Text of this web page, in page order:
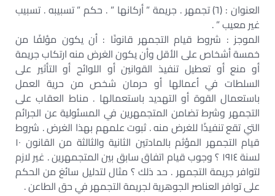
العنوان : (٦) تجمهر . جريمة ” أركانها ” . حكم ” تسبيبه . تسبيب
غير معيب ” .
الموجز : شروط قيام التجمهر قانونًا : أن يكون مؤلفًا من
خمسة أشخاص على الأقل وأن يكون الغرض منه ارتكاب جريمة
أو منع أو تعطيل تنفيذ القوانين أو اللوائح أو التأثير على
السلطات في أعمالها أو حرمان شخص من حرية العمل
باستعمال القوة أو التهديد باستعمالها . مناط العقاب على
التجمهر وشرط تضامن المتجمهرين في المسئولية عن الجرائم
التي تقع تنفيذًا للغرض منه . ثبوت علمهم بهذا الغرض . شروط
قيام التجمهر المؤثم بالمادتين الثانية والثالثة من القانون ١٠
لسنة ١٩١٤ ؟ وجوب قيام اتفاق سابق بين المتجمهرين . غير لازم
لتوافر جريمة التجمهر . حد ذلك ؟ مثال لتدليل سائغ من الحكم
على توافر العناصر الجوهرية لجريمة التجمهر في حق الطاعن .